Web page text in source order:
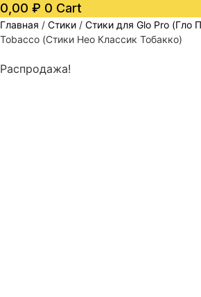
0,00 ₽ 0 Cart
Главная / Стики / Стики для Glo Pro (Гло
Tobacco (Стики Нео Классик Тобакко)
Распродажа!